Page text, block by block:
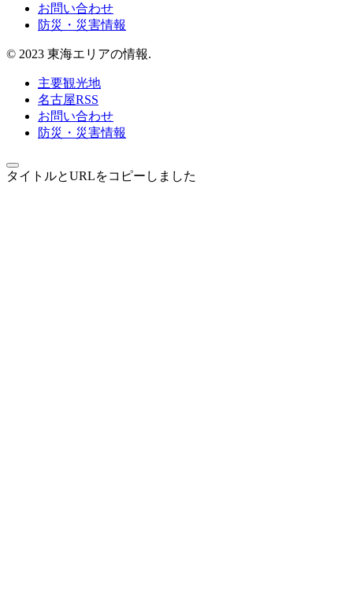
お問い合わせ
防災・災害情報
© 2023 東海エリアの情報.
主要観光地
名古屋RSS
お問い合わせ
防災・災害情報
タイトルとURLをコピーしました